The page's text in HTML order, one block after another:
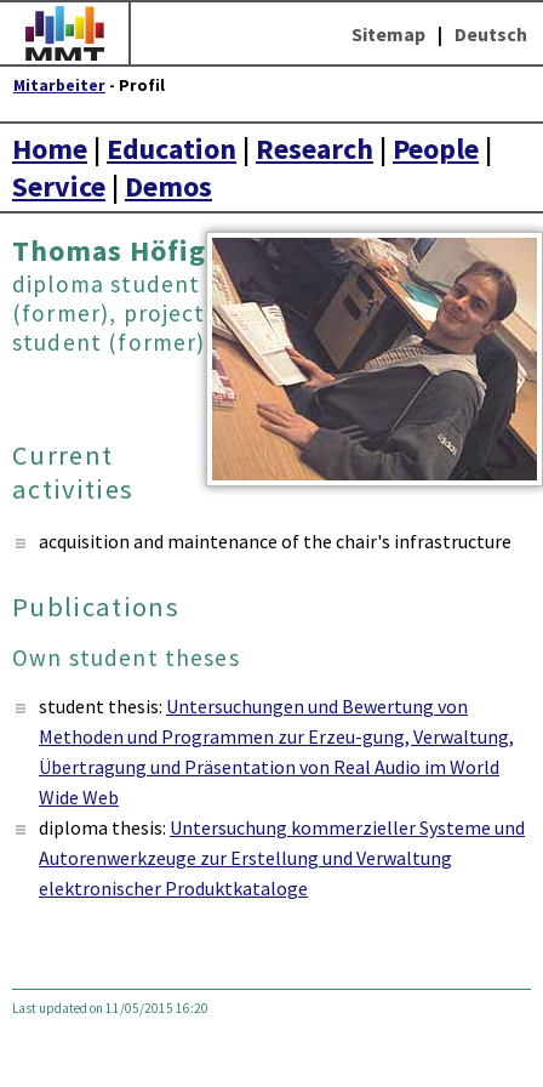
Sitemap | Deutsch
Mitarbeiter - Profil
Home | Education | Research | People |
Service | Demos
Thomas Höfig
diploma student
(former), project
student (former)
Current
activities
acquisition and maintenance of the chair's infrastructure
Publications
Own student theses
student thesis: Untersuchungen und Bewertung von
Methoden und Programmen zur Erzeu-gung, Verwaltung,
Übertragung und Präsentation von Real Audio im World
Wide Web
diploma thesis: Untersuchung kommerzieller Systeme und
Autorenwerkzeuge zur Erstellung und Verwaltung
elektronischer Produktkataloge
Last updated on 11/05/2015 16:20